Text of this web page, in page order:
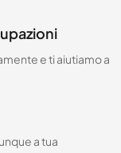
e ti aiutiamo a
a tua